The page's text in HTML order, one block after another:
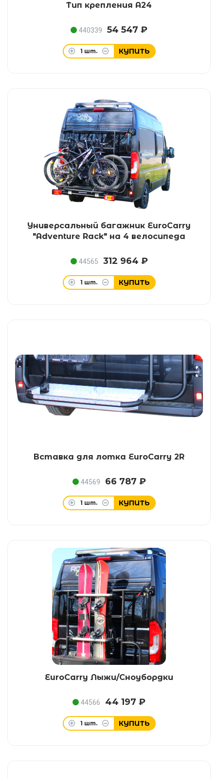
Тип крепления А24
440339 54 547 ₽
1 шт. КУПИТЬ
Универсальный багажник EuroCarry
"Adventure Rack" на 4 велосипеда
44565 312 964 ₽
1 шт. КУПИТЬ
Вставка для лотка EuroCarry 2R
44569 66 787 ₽
1 шт. КУПИТЬ
EuroCarry Лыжи/Сноубордки
44566 44 197 ₽
1 шт. КУПИТЬ